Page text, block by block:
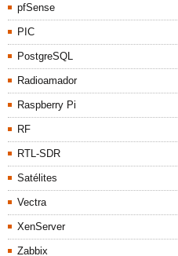
pfSense
PIC
PostgreSQL
Radioamador
Raspberry Pi
RF
RTL-SDR
Satélites
Vectra
XenServer
Zabbix